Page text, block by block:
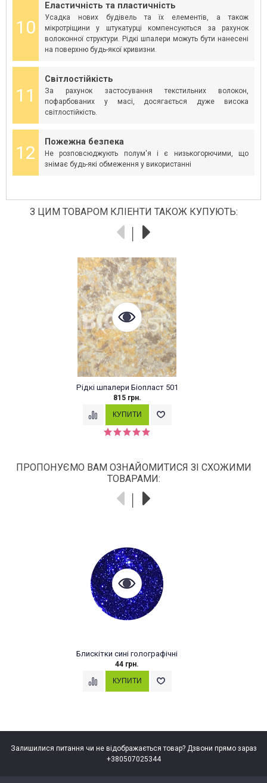
10
Еластичність та пластичність
Усадка нових будівель та їх елементів, а також
мікротріщини у штукатурці компенсуються за рахунок
волоконної структури. Рідкі шпалери можуть бути нанесені
на поверхню будь-якої кривизни.
11
Світлостійкість
За рахунок застосування текстильних волокон,
пофарбованих у масі, досягається дуже висока
світлостійкість.
12
Пожежна безпека
Не розповсюджують полум'я і є низькогорючими, що
знімає будь-які обмеження у використанні
З ЦИМ ТОВАРОМ КЛІЕНТИ ТАКОЖ КУПУЮТЬ:
Рідкі шпалери Біопласт 501
ПРОПОНУЄМО ВАМ ОЗНАЙОМИТИСЯ ЗІ СХОЖИМИ
ТОВАРАМИ:
Блискітки сині голографічні
Залишилися питання чи не відображається товар? Дзвони прямо зараз
+380507025344